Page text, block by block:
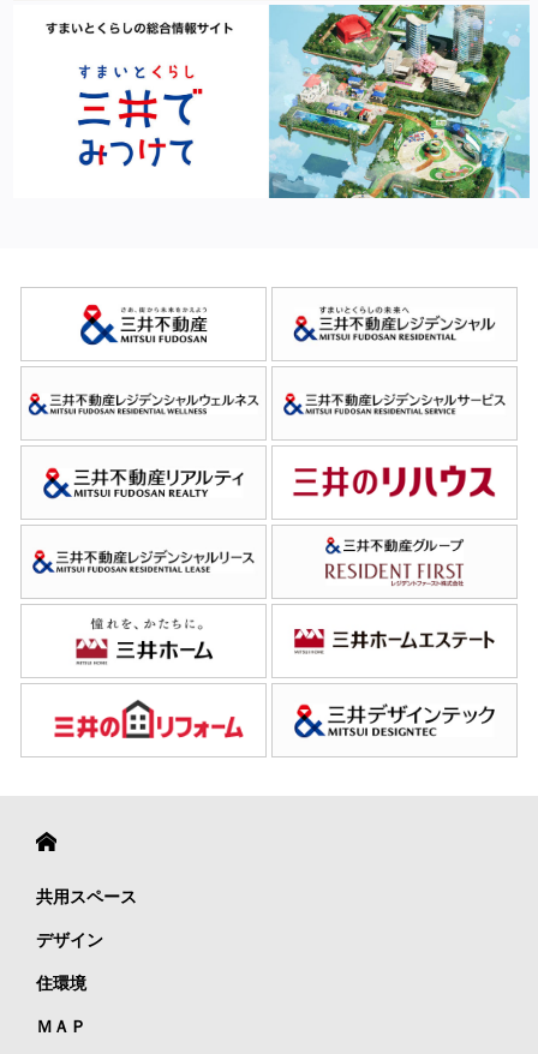
共用スペース
デザイン
住環境
ＭＡＰ